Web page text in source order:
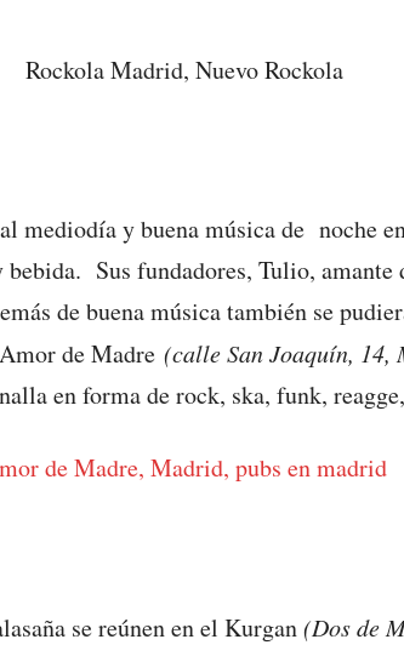
mediodía y buena música de noche
Sus fundadores, Tulio,
de buena música también se
de Madre (calle San Joaquín,
en forma de rock, ska, funk,
se reúnen en el Kurgan(Dos de